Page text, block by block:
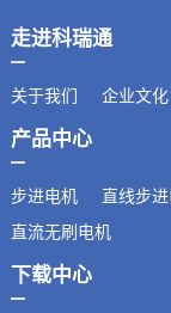
走进科瑞通
关于我们 企业文化
产品中心
步进电机 直线步
直流无刷电机
下载中心